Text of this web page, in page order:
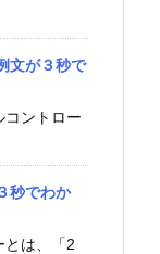
文が３秒で
コントロー
秒でわか
とは、「2